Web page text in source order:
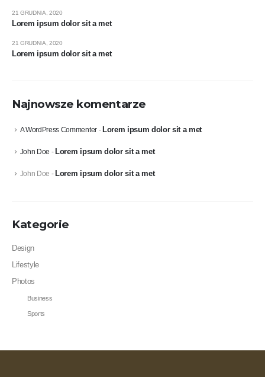
Lorem ipsum dolor sit a met
21 GRUDNIA, 2020
Lorem ipsum dolor sit a met
21 GRUDNIA, 2020
Najnowsze komentarze
A WordPress Commenter- Lorem ipsum dolor sit a met
John Doe - Lorem ipsum dolor sit a met
John Doe - Lorem ipsum dolor sit a met
Kategorie
Design
Lifestyle
Photos
Business
Sports